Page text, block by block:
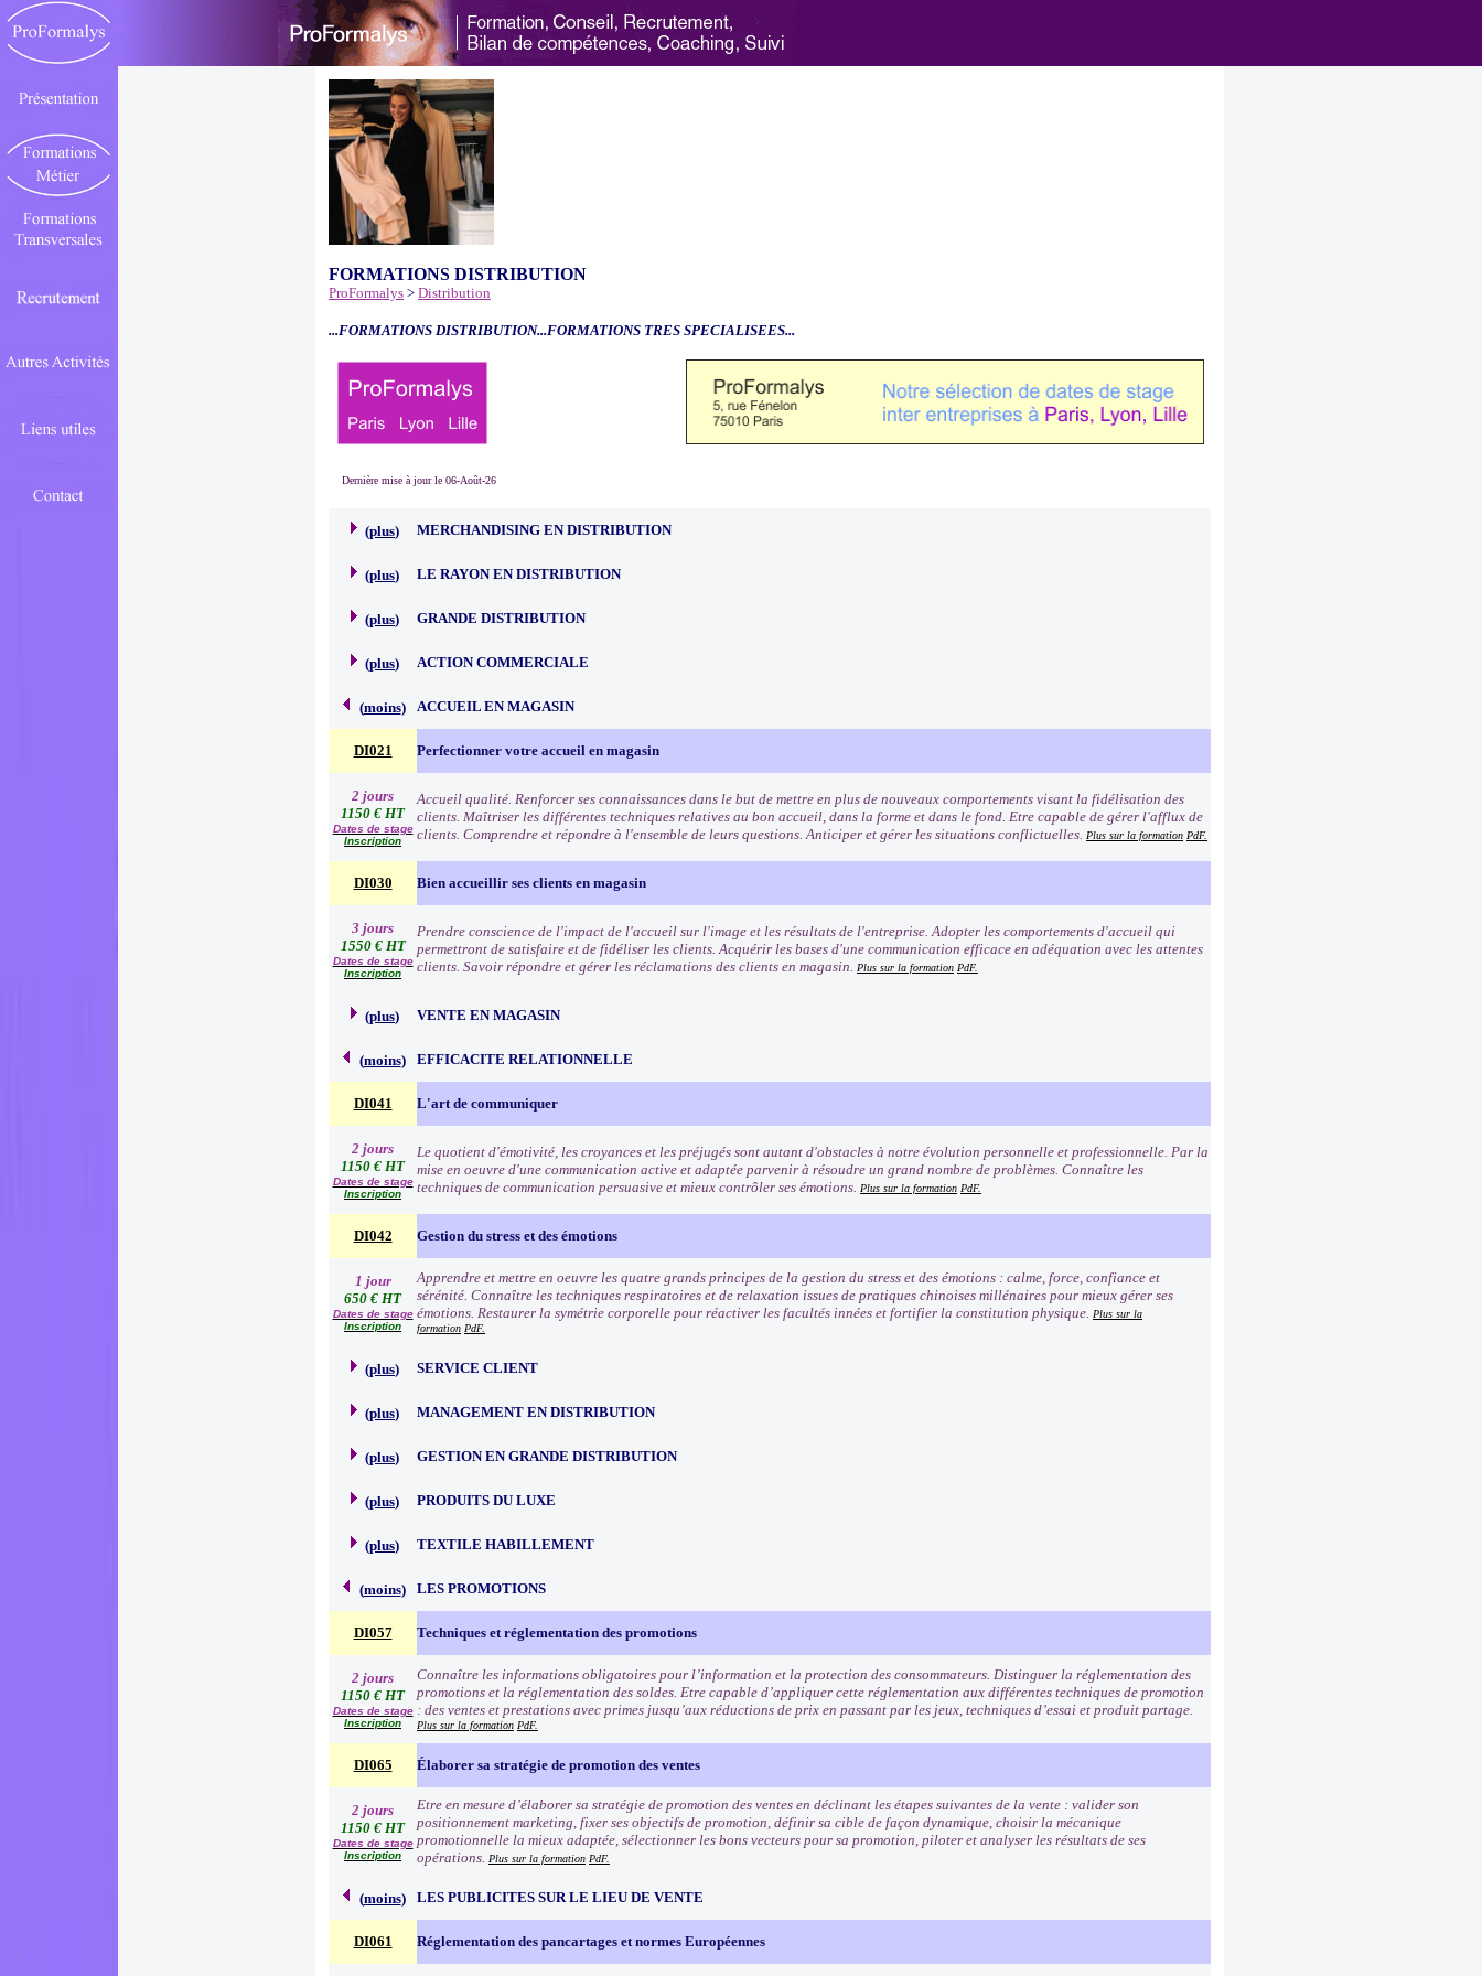
FORMATIONS DISTRIBUTION
ProFormalys > Distribution
...FORMATIONS DISTRIBUTION...FORMATIONS TRES SPECIALISEES...
Dernière mise à jour le 06-Août-26
(plus) MERCHANDISING EN DISTRIBUTION
(plus) LE RAYON EN DISTRIBUTION
(plus) GRANDE DISTRIBUTION
(plus) ACTION COMMERCIALE
(moins) ACCUEIL EN MAGASIN
DI021 Perfectionner votre accueil en magasin
2 jours
1150 € HT
Dates de stage
Inscription
Accueil qualité. Renforcer ses connaissances dans le but de mettre en plus de nouveaux comportements visant la fidélisation des
clients. Maîtriser les différentes techniques relatives au bon accueil, dans la forme et dans le fond. Etre capable de gérer l'afflux de
clients. Comprendre et répondre à l'ensemble de leurs questions. Anticiper et gérer les situations conflictuelles. Plus sur la formation PdF.
DI030 Bien accueillir ses clients en magasin
3 jours
1550 € HT
Dates de stage
Inscription
Prendre conscience de l'impact de l'accueil sur l'image et les résultats de l'entreprise. Adopter les comportements d'accueil qui
permettront de satisfaire et de fidéliser les clients. Acquérir les bases d'une communication efficace en adéquation avec les attentes
clients. Savoir répondre et gérer les réclamations des clients en magasin. Plus sur la formation PdF.
(plus) VENTE EN MAGASIN
(moins) EFFICACITE RELATIONNELLE
DI041 L'art de communiquer
2 jours
1150 € HT
Dates de stage
Inscription
Le quotient d'émotivité, les croyances et les préjugés sont autant d'obstacles à notre évolution personnelle et professionnelle. Par la
mise en oeuvre d'une communication active et adaptée parvenir à résoudre un grand nombre de problèmes. Connaître les
techniques de communication persuasive et mieux contrôler ses émotions. Plus sur la formation PdF.
DI042 Gestion du stress et des émotions
1 jour
650 € HT
Dates de stage
Inscription
Apprendre et mettre en oeuvre les quatre grands principes de la gestion du stress et des émotions : calme, force, confiance et
sérénité. Connaître les techniques respiratoires et de relaxation issues de pratiques chinoises millénaires pour mieux gérer ses
émotions. Restaurer la symétrie corporelle pour réactiver les facultés innées et fortifier la constitution physique. Plus sur la
formation PdF.
(plus) SERVICE CLIENT
(plus) MANAGEMENT EN DISTRIBUTION
(plus) GESTION EN GRANDE DISTRIBUTION
(plus) PRODUITS DU LUXE
(plus) TEXTILE HABILLEMENT
(moins) LES PROMOTIONS
DI057 Techniques et réglementation des promotions
2 jours
1150 € HT
Dates de stage
Inscription
Connaître les informations obligatoires pour l’information et la protection des consommateurs. Distinguer la réglementation des
promotions et la réglementation des soldes. Etre capable d’appliquer cette réglementation aux différentes techniques de promotion
: des ventes et prestations avec primes jusqu’aux réductions de prix en passant par les jeux, techniques d’essai et produit partage.
Plus sur la formation PdF.
DI065 Élaborer sa stratégie de promotion des ventes
2 jours
1150 € HT
Dates de stage
Inscription
Etre en mesure d’élaborer sa stratégie de promotion des ventes en déclinant les étapes suivantes de la vente : valider son
positionnement marketing, fixer ses objectifs de promotion, définir sa cible de façon dynamique, choisir la mécanique
promotionnelle la mieux adaptée, sélectionner les bons vecteurs pour sa promotion, piloter et analyser les résultats de ses
opérations. Plus sur la formation PdF.
(moins) LES PUBLICITES SUR LE LIEU DE VENTE
DI061 Réglementation des pancartages et normes Européennes